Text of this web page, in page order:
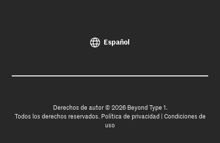
Español
Derechos de autor © 2026 Beyond Type 1.
Todos los derechos reservados. Política de privacidad
Condiciones de
uso